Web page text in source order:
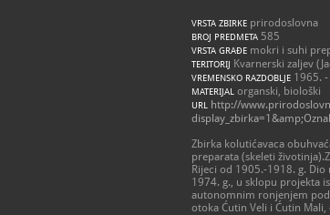
VRSTA ZBIRKE prirodoslovna
BROJ PREDMETA 585
VRSTA GRAĐE mokri i suhi
TERITORIJ Kvarnerski zaljev
VREMENSKO RAZDOBLJE 1965.
MATERIJAL organski, biološki
URL
http://
Zbirka kolutićavaca
preparata (skeleti
Rijeci od 1905.-1918. g.
1974. g., u sklopu projekta
autonomnim ronjenjem
otoka Ćutin Veli i Ćutin Mali,